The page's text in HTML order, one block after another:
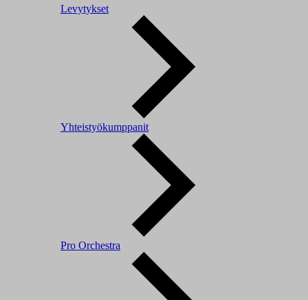
Levytykset
Yhteistyökumppanit
Pro Orchestra